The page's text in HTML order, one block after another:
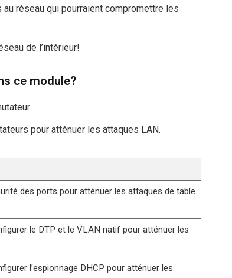
réseau qui pourraient compromettre les
de l’intérieur!
ce module?
pour atténuer les attaques LAN.
des ports pour atténuer les attaques de table
le DTP et le VLAN natif pour atténuer les
l’espionnage DHCP pour atténuer les